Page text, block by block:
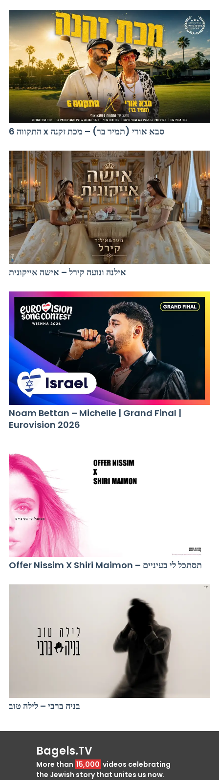
התקווה 6 x סבא אורי (תמיר בר) – מכת זקנה
אילנה ונועה קירל – אישה אייקונית
Noam Bettan – Michelle | Grand Final |
Eurovision 2026
Offer Nissim X Shiri Maimon – תסתכל לי בעיניים
בניה ברבי – לילה טוב
Bagels.TV
More than 15,000 videos celebrating
the Jewish story that unites us now.